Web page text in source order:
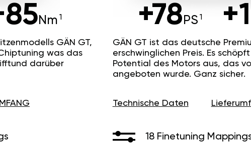
+78 PS
GÄN GT ist das deutsche
erschwinglichen Preis. Es
Potential des Motors aus, das
angeboten wurde. Ganz sicher.
Technische Daten
18 Finetuning
Nm
GÄN GT,
was das
darüber